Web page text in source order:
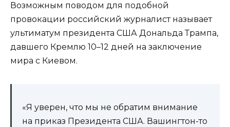
Возможным поводом для подобной
провокации российский журналист называет
ультиматум президента США Дональда Трампа,
давшего Кремлю 10–12 дней на заключение
мира с Киевом.
«Я уверен, что мы не обратим внимание
на приказ Президента США. Вашингтон-то